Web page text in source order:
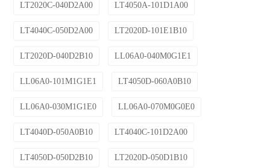
LT2020C-040D2A00 LT4050A-101D1A00
LT4040C-050D2A00 LT2020D-101E1B10
LT2020D-040D2B10 LL06A0-040M0G1E1
LL06A0-101M1G1E1 LT4050D-060A0B10
LL06A0-030M1G1E0 LL06A0-070M0G0E0
LT4040D-050A0B10 LT4040C-101D2A00
LT4050D-050D2B10 LT2020D-050D1B10